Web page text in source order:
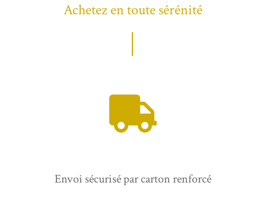
Achetez en toute sérénité
Envoi sécurisé par carton renforcé